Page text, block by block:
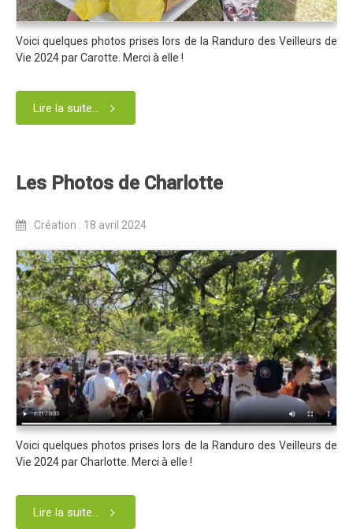
Contacter le Club
Enduro
Partenaires 2025
Règlement 2025
Photos / Vidéos 2025
Archives Enduros
Edition 2024
Blog 2024
Inscriptions 2024
Affiche 2024
Communiqué de presse 2024
Partenaires 2024
Plans des parcours 2024
Voici quelques photos prises lors de la Randuro des Veilleurs de
Vie 2024 par Carotte. Merci à elle !
Lire la suite...
Les Photos de Charlotte
Création : 18 avril 2024
Voici quelques photos prises lors de la Randuro des Veilleurs de
Vie 2024 par Charlotte. Merci à elle !
Lire la suite...